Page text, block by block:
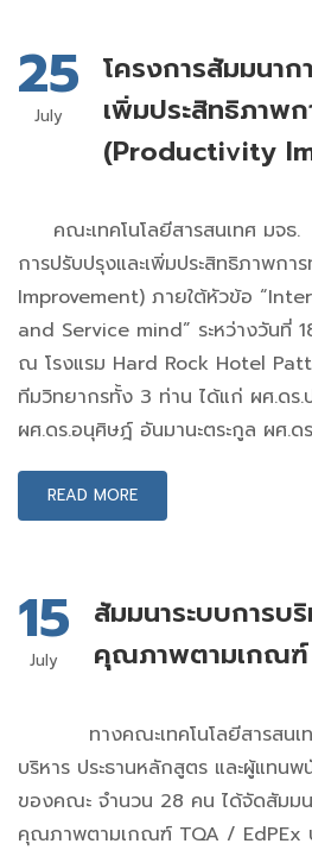
25
July
โครงการสัมมนาก
เพิ่มประสิทธิภาพก
(Productivity
คณะเทคโนโลยีสารสนเทศ มจธ.
การปรับปรุงและเพิ่มประสิทธิภาพก
Improvement) ภายใต้หัวข้อ
and Service mind” ระหว่างวันที่
ณ โรงแรม Hard Rock Hotel
ทีมวิทยากรทั้ง 3 ท่าน ได้แก่ ผศ.ด
ผศ.ดร.อนุศิษฎ์ อันมานะตระกูล ผศ.ด
READ MORE
15
July
สัมมนาระบบการบ
คุณภาพตามเกณฑ์
ทางคณะเทคโนโลยีสารสนเท
บริหาร ประธานหลักสูตร และผู้แทน
ของคณะ จำนวน 28 คน ได้จัดสัมมน
คุณภาพตามเกณฑ์ TQA / EdPEx